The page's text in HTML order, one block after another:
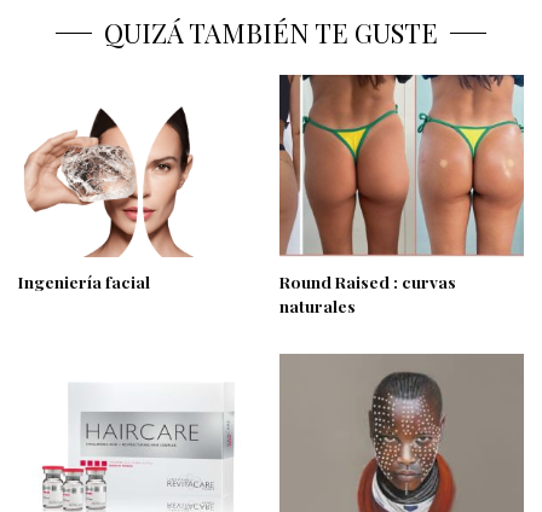
QUIZÁ TAMBIÉN TE GUSTE
Ingeniería facial
Round Raised : curvas
naturales